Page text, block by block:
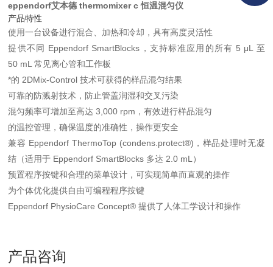
eppendorf艾本德 thermomixer c 恒温混匀仪
产品特性
使用一台设备进行混合、加热和冷却，具有高度灵活性
提供不同 Eppendorf SmartBlocks，支持标准应用的所有 5 μL 至
50 mL 常见离心管和工作板
*的 2DMix-Control 技术可获得的样品混匀结果
可靠的防溅射技术，防止管盖润湿和交叉污染
混匀频率可增加至高达 3,000 rpm，有效进行样品混匀
的温控管理，确保温度的准确性，操作更安全
兼容 Eppendorf ThermoTop (condens.protect®)，样品处理时无凝
结（适用于 Eppendorf SmartBlocks 多达 2.0 mL）
预置程序按键和合理的菜单设计，可实现简单而直观的操作
为个体优化提供自由可编程程序按键
Eppendorf PhysioCare Concept® 提供了人体工学设计和操作
产品咨询